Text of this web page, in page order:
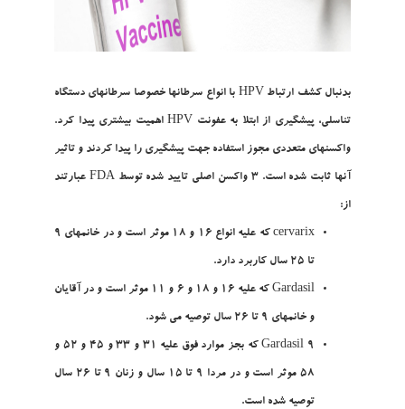
بدنبال کشف ارتباط HPV با انواع سرطانها خصوصا سرطانهاي دستگاه
تناسلي، پيشگيري از ابتلا به عفونت HPV اهميت بيشتري پيدا کرد.
واکسنهاي متعددي مجوز استفاده جهت پيشگيري را پيدا کردند و تاثير
آنها ثابت شده است. 3 واکسن اصلي تاييد شده توسط FDA عبارتند
از:
cervarix که عليه انواع 16 و 18 موثر است و در خانمهاي 9
تا 25 سال کاربرد دارد.
Gardasil که عليه 16 و 18 و 6 و 11 موثر است و در آقايان
و خانمهاي 9 تا 26 سال توصيه مي شود.
Gardasil 9 که بجز موارد فوق عليه 31 و 33 و 45 و 52 و
58 موثر است و در مردا 9 تا 15 سال و زنان 9 تا 26 سال
توصيه شده است.